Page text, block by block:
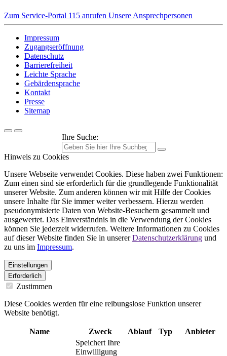
Zum Service-Portal 115 anrufen Unsere Ansprechpersonen
Impressum
Zugangseröffnung
Datenschutz
Barrierefreiheit
Leichte Sprache
Gebärdensprache
Kontakt
Presse
Sitemap
Ihre Suche:
Hinweis zu Cookies
Unsere Webseite verwendet Cookies. Diese haben zwei Funktionen:
Zum einen sind sie erforderlich für die grundlegende Funktionalität
unserer Website. Zum anderen können wir mit Hilfe der Cookies
unsere Inhalte für Sie immer weiter verbessern. Hierzu werden
pseudonymisierte Daten von Website-Besuchern gesammelt und
ausgewertet. Das Einverständnis in die Verwendung der Cookies
können Sie jederzeit widerrufen. Weitere Informationen zu Cookies
auf dieser Website finden Sie in unsererDatenschutzerklärung und
zu uns im Impressum.
Einstellungen
Erforderlich
Zustimmen
Diese Cookies werden für eine reibungslose Funktion unserer
Website benötigt.
Name Zweck Ablauf Typ
Anbieter
Speichert Ihre
Einwilligung